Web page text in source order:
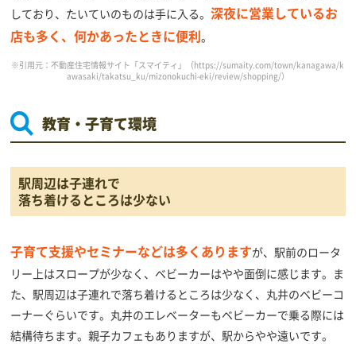
しており、たいていのものは手に入る。深夜に営業しているお
店も多く、何かあったときに便利。
※引用元：不動産住宅情報サイト「スマイティ」（https://sumaity.com/town/kanagawa/k
awasaki/takatsu_ku/mizonokuchi-eki/review/shopping/）
教育・子育て環境
駅周辺は子連れで
落ち着けるところは少ない
子育て支援やセミナーなどは多くありますが、駅前のロータ
リー上はスロープが少なく、ベビーカーはやや面倒に感じます。ま
た、駅周辺は子連れで落ち着けるところは少なく、丸井のベビーコ
ーナーぐらいです。丸井のエレベーターもベビーカーで乗る際には
結構待ちます。親子カフェもありますが、駅からやや遠いです。